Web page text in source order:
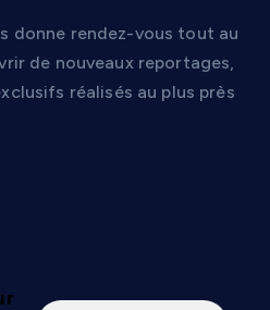
donne rendez-vous tout au
de nouveaux reportages,
réalisés au plus près